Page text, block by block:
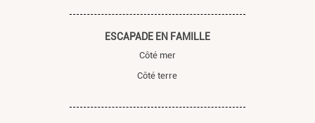
ESCAPADE EN FAMILLE
Côté mer
Côté terre